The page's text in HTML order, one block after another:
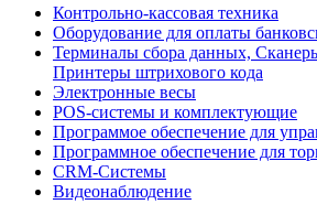
Контрольно-кассовая техника
Оборудование для оплаты
Терминалы сбора данных,
Принтеры штрихового кода
Электронные весы
POS-системы и комплектующие
Программое обеспечение для
Программное обеспечение для
CRM-Системы
Видеонаблюдение